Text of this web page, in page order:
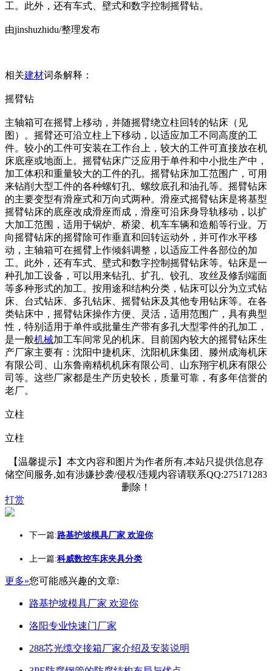
工。此外，还有车式、壁式和数字控制摇臂钻。
由jinshuzhidu/整理发布
相关建材词条解释：
摇臂钻
主轴箱可在摇臂上移动，并随摇臂绕立柱回转的钻床（见
图）。摇臂还可沿立柱上下移动，以适应加工不同高度的工
件。较小的工件可安装在工作台上，较大的工件可直接放在机
床底座或地面上。摇臂钻床广泛应用于单件和中小批生产中，
加工体积和重量较大的工件的孔。摇臂钻床加工范围广，可用
来钻削大型工件的各种螺钉孔、螺纹底孔和油孔等。摇臂钻床
的主要变型有滑座式和万向式两种。滑座式摇臂钻床是将基型
摇臂钻床的底座改成滑座而成，滑座可沿床身导轨移动，以扩
大加工范围，适用于锅炉、桥梁、机车车辆和造船等行业。万
向摇臂钻床的摇臂除可作垂直和回转运动外，并可作水平移
动，主轴箱可在摇臂上作倾斜调整，以适应工件各部位的加
工。此外，还有车式、壁式和数字控制摇臂钻床等。钻床是一
种孔加工设备，可以用来钻孔、扩孔、铰孔、攻丝及修刮端面
等多种形式的加工。按用途和结构分类，钻床可以分为立式钻
床、台式钻床、多孔钻床、摇臂钻床及其他专用钻床等。在各
类钻床中，摇臂钻床操作方便、灵活，适用范围广，具有典型
性，特别适用于单件或批量生产带有多孔大型零件的孔加工，
是一般机械加工车间常见的机床。目前国内较大的摇臂钻床生
产厂家主要有：沈阳中捷机床、沈阳机床集团、滕州成海机床
有限公司、山东鲁南精机机床有限公司、山东翔宇机床有限公
司等。这些厂家都是生产历史较长，质量可靠，有多年信誉的
老厂。
立柱
立柱
【温馨提示】本文内容和图片为作者所有,本站只提供信息存
储空间服务,如有涉嫌抄袭/侵权/违规内容请联系QQ:275171283
删除！
打赏
下一篇:路基护坡模具厂家 欢迎你
上一篇:科威数控车床夹具分类
更多»您可能感兴趣的文章:
路基护坡模具厂家 欢迎你
洛阳专业快速门厂家
288芯光缆交接箱厂家介绍及安装说明